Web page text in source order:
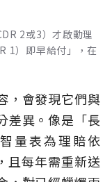
2或3）才啟動理
1）即早給付」，在
，會發現它們與
差異。像是「長
量表為理賠依
且每年需重新送